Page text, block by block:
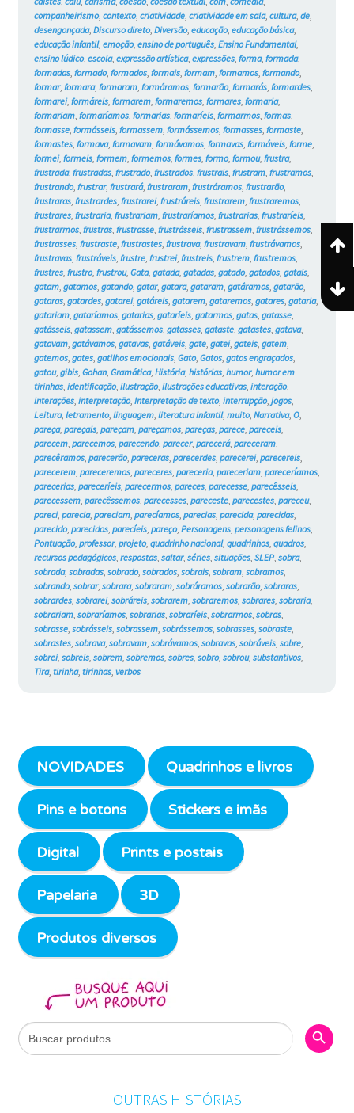
companheirismo, contexto, criatividade, criatividade em sala, cultura, de,
desengonçada, Discurso direto, Diversão, educação, educação básica,
educação infantil, emoção, ensino de português, Ensino Fundamental,
ensino lúdico, escola, expressão artística, expressões, forma, formada,
formadas, formado, formados, formais, formam, formamos, formando,
formar, formara, formaram, formáramos, formarão, formarás, formardes,
formarei, formáreis, formarem, formaremos, formares, formaria,
formariam, formaríamos, formarias, formaríeis, formarmos, formas,
formasse, formásseis, formassem, formássemos, formasses, formaste,
formastes, formava, formavam, formávamos, formavas, formáveis, forme,
formei, formeis, formem, formemos, formes, formo, formou, frustra,
frustrada, frustradas, frustrado, frustrados, frustrais, frustram, frustramos,
frustrando, frustrar, frustrará, frustraram, frustráramos, frustrarão,
frustraras, frustrardes, frustrarei, frustráreis, frustrarem, frustraremos,
frustrares, frustraria, frustrariam, frustraríamos, frustrarias, frustraríeis,
frustrarmos, frustras, frustrasse, frustrásseis, frustrassem, frustrássemos,
frustrasses, frustraste, frustrastes, frustrava, frustravam, frustrávamos,
frustravas, frustráveis, frustre, frustrei, frustreis, frustrem, frustremos,
frustres, frustro, frustrou, Gata, gatada, gatadas, gatado, gatados, gatais,
gatam, gatamos, gatando, gatar, gatara, gataram, gatáramos, gatarão,
gataras, gatardes, gatarei, gatáreis, gatarem, gataremos, gatares, gataria,
gatariam, gataríamos, gatarias, gataríeis, gatarmos, gatas, gatasse,
gatásseis, gatassem, gatássemos, gatasses, gataste, gatastes, gatava,
gatavam, gatávamos, gatavas, gatáveis, gate, gatei, gateis, gatem,
gatemos, gates, gatilhos emocionais, Gato, Gatos, gatos engraçados,
gatou, gibis, Gohan, Gramática, História, histórias, humor, humor em
tirinhas, identificação, ilustração, ilustrações educativas, interação,
interações, interpretação, Interpretação de texto, interrupção, jogos,
Leitura, letramento, linguagem, literatura infantil, muito, Narrativa, O,
pareça, pareçais, pareçam, pareçamos, pareças, parece, pareceis,
parecem, parecemos, parecendo, parecer, parecerá, pareceram,
parecêramos, parecerão, pareceras, parecerdes, parecerei, parecereis,
parecerem, pareceremos, pareceres, pareceria, pareceriam, pareceríamos,
parecerias, pareceríeis, parecermos, pareces, parecesse, parecêsseis,
parecessem, parecêssemos, parecesses, pareceste, parecestes, pareceu,
pareci, parecia, pareciam, parecíamos, parecias, parecida, parecidas,
parecido, parecidos, parecíeis, pareço, Personagens, personagens felinos,
Pontuação, professor, projeto, quadrinho nacional, quadrinhos, quadros,
recursos pedagógicos, respostas, saltar, séries, situações, SLEP, sobra,
sobrada, sobradas, sobrado, sobrados, sobrais, sobram, sobramos,
sobrando, sobrar, sobrara, sobraram, sobráramos, sobrarão, sobraras,
sobrardes, sobrarei, sobráreis, sobrarem, sobraremos, sobrares, sobraria,
sobrariam, sobraríamos, sobrarias, sobraríeis, sobrarmos, sobras,
sobrasse, sobrásseis, sobrassem, sobrássemos, sobrasses, sobraste,
sobrastes, sobrava, sobravam, sobrávamos, sobravas, sobráveis, sobre,
sobrei, sobreis, sobrem, sobremos, sobres, sobro, sobrou, substantivos,
Tira, tirinha, tirinhas, verbos
NOVIDADES Quadrinhos e livros
Pins e botons Stickers e imãs
Digital Prints e postais
Papelaria 3D
Produtos diversos
Search
for:
Search
OUTRAS HISTÓRIAS